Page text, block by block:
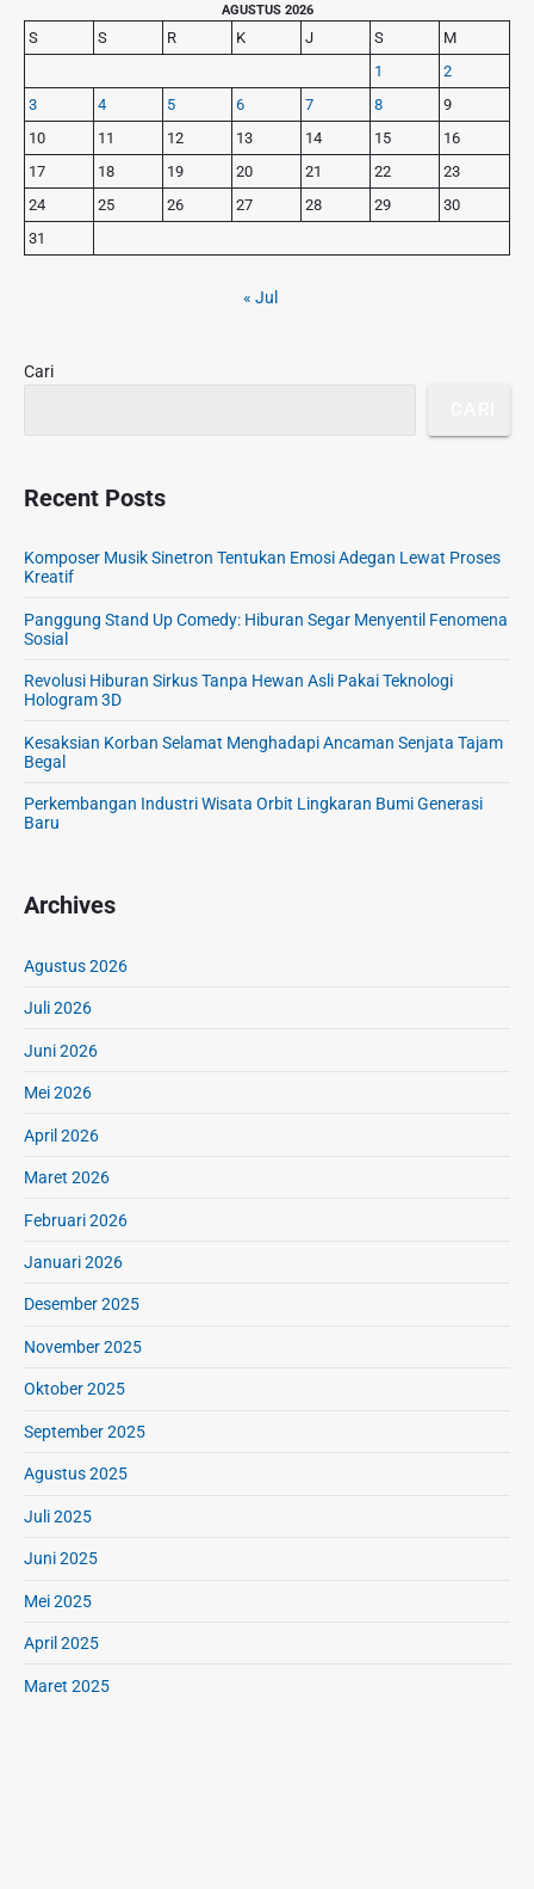
o
s
s
t
:
t
p
r
i
m
a
r
y
S
d
e
AGUSTUS 2026
S S R K J S
M
1
2
3
4 5 6 7 8
9
10
11 12 13 14 15
16
17
18 19 20 21 22
23
24
25 26 27 28 29
30
31
« Jul
Cari
Recent Posts
Komposer Musik Sinetron Tentukan Emosi Adegan Lewat Proses
Kreatif
Panggung Stand Up Comedy: Hiburan Segar Menyentil Fenomena
Sosial
Revolusi Hiburan Sirkus Tanpa Hewan Asli Pakai Teknologi
Hologram 3D
Kesaksian Korban Selamat Menghadapi Ancaman Senjata Tajam
Begal
Perkembangan Industri Wisata Orbit Lingkaran Bumi Generasi
Baru
Archives
Agustus 2026
Juli 2026
Juni 2026
Mei 2026
April 2026
Maret 2026
Februari 2026
Januari 2026
Desember 2025
November 2025
Oktober 2025
September 2025
Agustus 2025
Juli 2025
Juni 2025
Mei 2025
April 2025
Maret 2025